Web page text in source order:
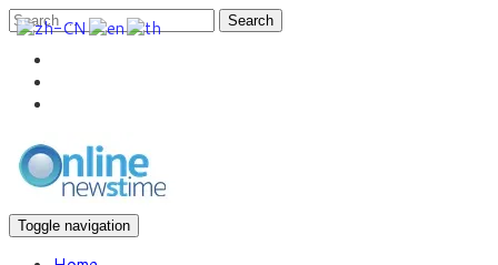
Search
Toggle navigation